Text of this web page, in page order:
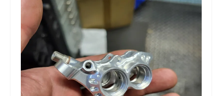
leasing / finanzierung
preistool
kalender
specials
tout terrain pamir / appia / belair / divide